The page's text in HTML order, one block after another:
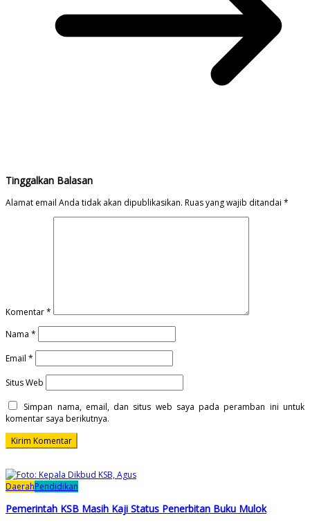
Tinggalkan Balasan
Alamat email Anda tidak akan dipublikasikan. Ruas yang wajib ditandai *
Komentar*
Nama *
Email *
Situs Web
Simpan nama, email, dan situs web saya pada peramban ini untuk
komentar saya berikutnya.
DaerahPendidikan
Pemerintah KSB Masih Kaji Status Penerbitan Buku Mulok